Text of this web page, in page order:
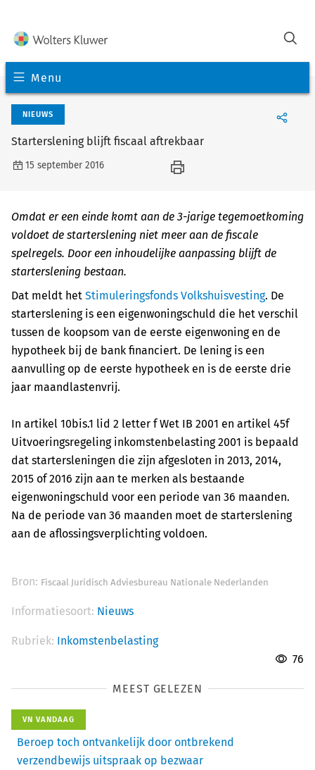
Menu
NIEUWS
Starterslening blijft fiscaal aftrekbaar
15 september 2016
Omdat er een einde komt aan de 3-jarige tegemoetkoming
voldoet de starterslening niet meer aan de fiscale
spelregels. Door een inhoudelijke aanpassing blijft de
starterslening bestaan.
Dat meldt het Stimuleringsfonds Volkshuisvesting. De
starterslening is een eigenwoningschuld die het verschil
tussen de koopsom van de eerste eigenwoning en de
hypotheek bij de bank financiert. De lening is een
aanvulling op de eerste hypotheek en is de eerste drie
jaar maandlastenvrij.
In artikel 10bis.1 lid 2 letter f Wet IB 2001 en artikel 45f
Uitvoeringsregeling inkomstenbelasting 2001 is bepaald
dat startersleningen die zijn afgesloten in 2013, 2014,
2015 of 2016 zijn aan te merken als bestaande
eigenwoningschuld voor een periode van 36 maanden.
Na de periode van 36 maanden moet de starterslening
aan de aflossingsverplichting voldoen.
Bron: Fiscaal Juridisch Adviesbureau Nationale Nederlanden
Informatiesoort: Nieuws
Rubriek: Inkomstenbelasting
76
MEEST GELEZEN
VN VANDAAG
Beroep toch ontvankelijk door ontbrekend
verzendbewijs uitspraak op bezwaar